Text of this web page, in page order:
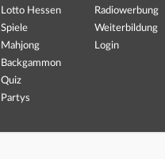
Lotto Hessen
Spiele
Mahjong
Backgammon
Quiz
Partys
Radiowerbung
Weiterbildung
Login